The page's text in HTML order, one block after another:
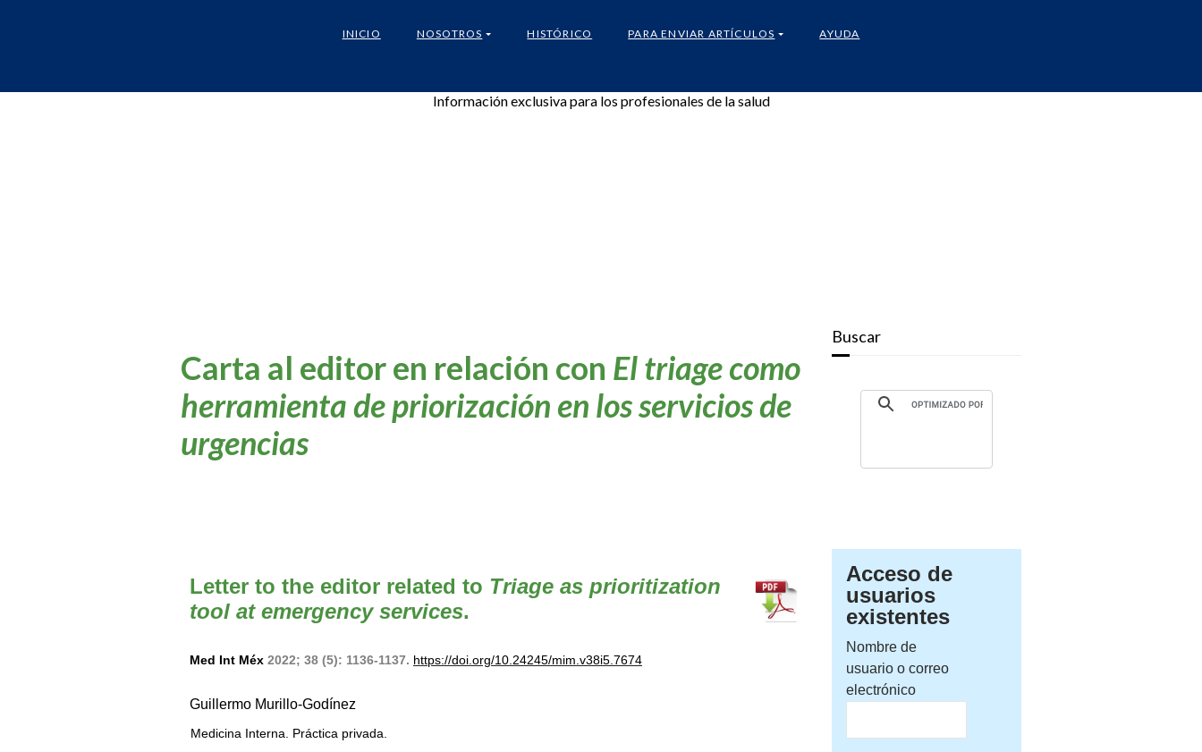
INICIO NOSOTROS HISTÓRICO PARA ENVIAR ARTÍCULOS AYUDA
Información exclusiva para los profesionales de la salud
Carta al editor en relación con El triage como
herramienta de priorización en los servicios de
urgencias
Letter to the editor related to Triage as prioritization
tool at emergency services.
Med Int Méx 2022; 38 (5): 1136-1137. https://doi.org/10.24245/mim.v38i5.7674
Guillermo Murillo-Godínez
Medicina Interna. Práctica privada.
Buscar
Acceso de
usuarios
existentes
Nombre de
usuario o correo
electrónico